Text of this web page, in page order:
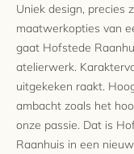
Uniek design, precies
maatwerkopties van
gaat Hofstede
atelierwerk.
uitgekeken raakt.
ambacht zoals het
onze passie. Dat is
Raanhuis in een